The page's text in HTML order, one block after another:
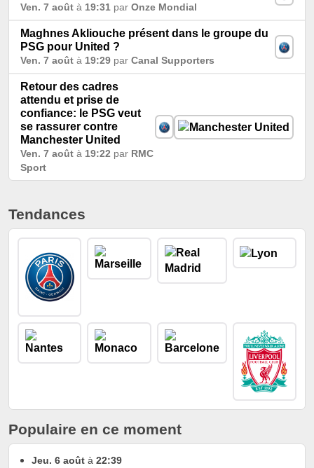
Ven. 7 août à 19:31 par Onze Mondial
Maghnes Akliouche présent dans le groupe du
PSG pour United ?
Ven. 7 août à 19:29 par Canal Supporters
Retour des cadres
attendu et prise de
confiance: le PSG veut
se rassurer contre
Manchester United
Ven. 7 août à 19:22 par RMC
Sport
Tendances
Populaire en ce moment
Jeu. 6 août à 22:39